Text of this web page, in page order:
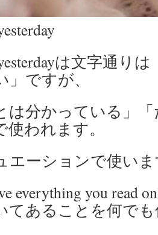
は文字通り
ですが、
は分かっている」
われます。
エーションで使い
everything you read
てあることを何で